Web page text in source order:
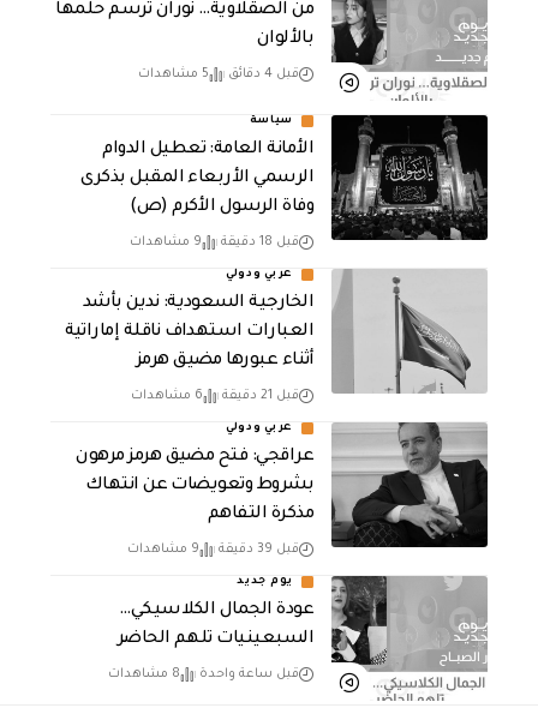
من الصقلاوية… نوران ترسم حلمها
بالألوان
قبل 4 دقائق 5 مشاهدات
سياسة
الأمانة العامة: تعطيل الدوام
الرسمي الأربعاء المقبل بذكرى
وفاة الرسول الأكرم (ص)
قبل 18 دقيقة 9 مشاهدات
عربي ودولي
‏الخارجية السعودية: ندين بأشد
العبارات استهداف ناقلة إماراتية
أثناء عبورها مضيق هرمز
قبل 21 دقيقة 6 مشاهدات
عربي ودولي
عراقجي: فتح مضيق هرمز مرهون
بشروط وتعويضات عن انتهاك
مذكرة التفاهم
قبل 39 دقيقة 9 مشاهدات
يوم جديد
عودة الجمال الكلاسيكي…
السبعينيات تلهم الحاضر
قبل ساعة واحدة 8 مشاهدات